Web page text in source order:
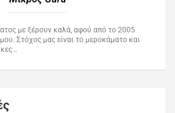
με ξέρουν καλά, αφού από το 2005
Στόχος μας είναι το μεροκάματο και